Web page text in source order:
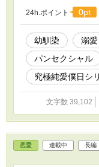
り
い
チ
に
る
倉
ル
紀
信
ろ
格
日
24h.ポイント 0pt
幼馴染 溺愛
パンセクシャル
究極純愛僕日シ
文字数 39,102
恋愛 連載中 長編